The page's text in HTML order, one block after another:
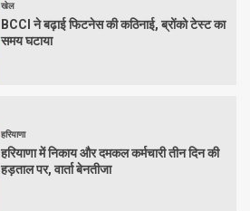
खेल
BCCI ने बढ़ाई फिटनेस की कठिनाई, ब्रोंको टेस्ट का
समय घटाया
हरियाणा
हरियाणा में निकाय और दमकल कर्मचारी तीन दिन की
हड़ताल पर, वार्ता बेनतीजा